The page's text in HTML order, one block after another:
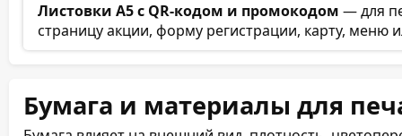
Листовки А5 с QR-кодом и промокодом — для
страницу акции, форму регистрации, карту, меню
Бумага и материалы для